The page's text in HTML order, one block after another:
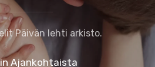
Päivän lehti arkisto.
Ajankohtaista